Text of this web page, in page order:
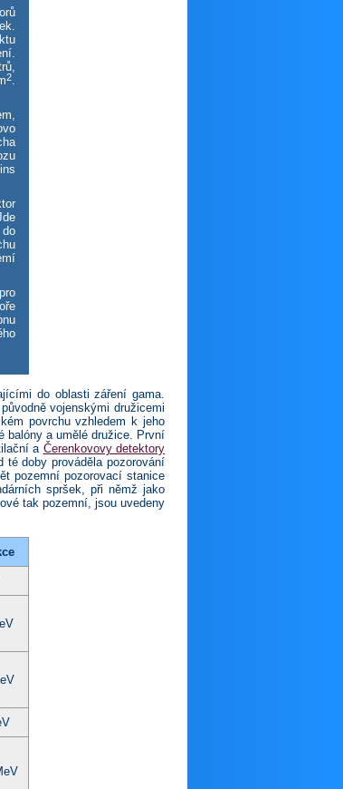
2.
do oblasti záření gama.
vojenskými družicemi
povrchu vzhledem k jeho
balóny a umělé družice. První
a Čerenkovovy detektory
doby prováděla pozorování
pozemní pozorovací stanice
spršek, při němž jako
tak pozemní, jsou uvedeny